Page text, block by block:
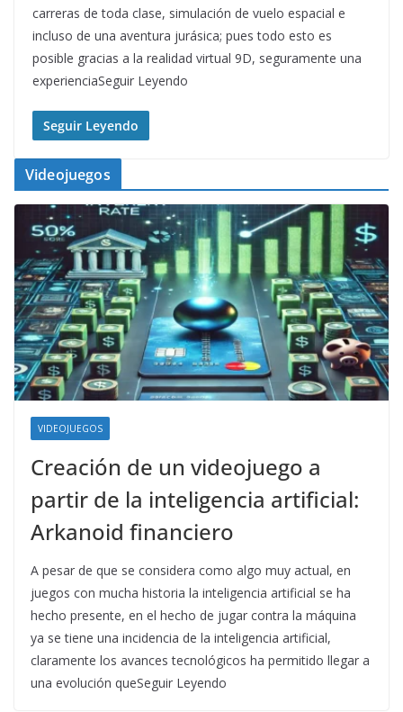
carreras de toda clase, simulación de vuelo espacial e
incluso de una aventura jurásica; pues todo esto es
posible gracias a la realidad virtual 9D, seguramente una
experienciaSeguir Leyendo
Seguir Leyendo
Videojuegos
VIDEOJUEGOS
Creación de un videojuego a
partir de la inteligencia artificial:
Arkanoid financiero
A pesar de que se considera como algo muy actual, en
juegos con mucha historia la inteligencia artificial se ha
hecho presente, en el hecho de jugar contra la máquina
ya se tiene una incidencia de la inteligencia artificial,
claramente los avances tecnológicos ha permitido llegar a
una evolución queSeguir Leyendo